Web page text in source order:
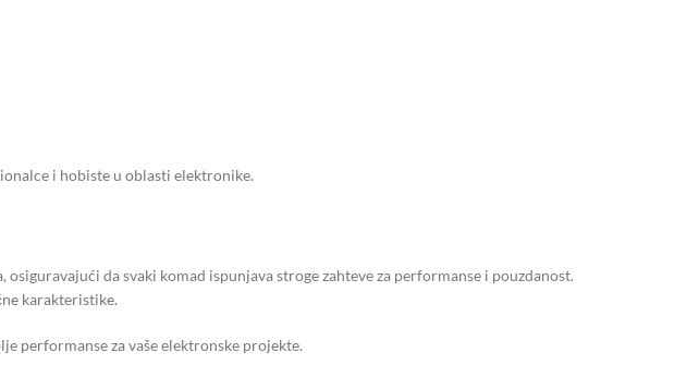
i hobiste u oblasti elektronike.
da svaki komad ispunjava stroge zahteve za performanse i pouzdanost.
karakteristike.
performanse za vaše elektronske projekte.